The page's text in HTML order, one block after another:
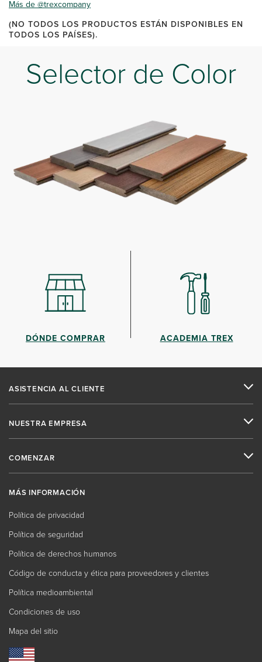
Más de @trexcompany
(NO TODOS LOS PRODUCTOS ESTÁN DISPONIBLES EN
TODOS LOS PAÍSES).
Selector de Color
DÓNDE COMPRAR ACADEMIA TREX
ASISTENCIA AL CLIENTE
NUESTRA EMPRESA
COMENZAR
MÁS INFORMACIÓN
Política de privacidad
Política de seguridad
Política de derechos humanos
Código de conducta y ética para proveedores y clientes
Política medioambiental
Condiciones de uso
Mapa del sitio